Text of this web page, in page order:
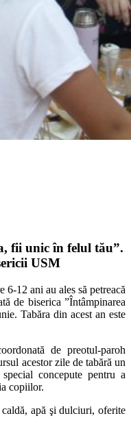
fii unic în felul tău”.
USM
6-12 ani au ales să petreacă
de biserica ”Întâmpinarea
Tabăra din acest an este
de preotul-paroh
acestor zile de tabără un
concepute pentru a
copiilor.
apă şi dulciuri, oferite